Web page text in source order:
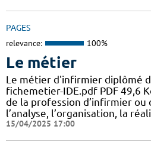
PAGES
relevance: 100%
Le métier
Le métier d'infirmier diplômé
fichemetier-IDE.pdf PDF 49,6
de la profession d’infirmier ou
l’analyse, l’organisation, la
15/04/2025 17:00